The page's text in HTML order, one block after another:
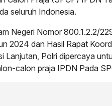
seluruh Indonesia.
Negeri Nomor 800.1.2.2/
2024 dan Hasil Rapat
Lanjutan, Polri dipercaya
calon praja IPDN Pada